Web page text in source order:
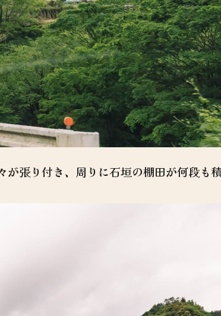
張り付き、周りに石垣の棚田が何段も